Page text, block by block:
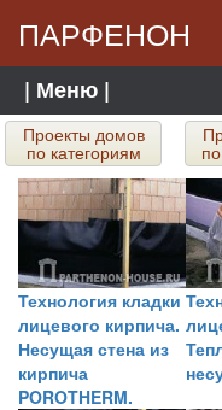
ПАРФЕНОН
| Меню |
Проекты домов
по категориям
Технология кладки
лицевого кирпича.
Несущая стена из
кирпича
POROTHERM.